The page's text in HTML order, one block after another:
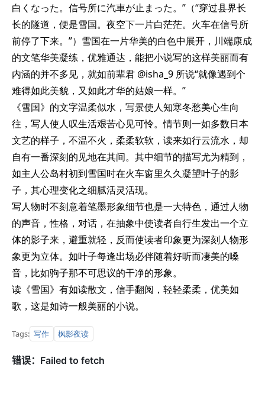
白くなった。信号所に汽車が止まった。”（“穿过县界长
长的隧道，便是雪国。夜空下一片白茫茫。火车在信号所
前停了下来。”）雪国在一片华美的白色中展开，川端康成
的文笔华美凝练，优雅通达，能把小说写的这样美丽而有
内涵的并不多见，就如前辈君 @isha_9 所说“就像遇到个
难得如此美貌，又如此才华的姑娘一样。”
《雪国》的文字温柔似水，写景使人知寒冬愁美心生向
往，写人使人叹生活艰苦心见可怜。情节则一如多数日本
文艺的样子，不温不火，柔柔软软，读来如行云流水，却
自有一番深刻的见地在其间。其中细节的描写尤为精到，
如主人公岛村初到雪国时在火车窗里久久凝望叶子的影
子，其心理变化之细腻活灵活现。
写人物时不刻意着笔墨形象细节也是一大特色，通过人物
的声音，性格，对话，在抽象中使读者自行生发出一个立
体的影子来，避重就轻，反而使读者印象更为深刻人物形
象更为立体。如叶子每逢出场必伴随着好听而凄美的嗓
音，比如驹子那不可思议的干净的形象。
读《雪国》有如读散文，信手翻阅，轻轻柔柔，优美如
歌，这是如诗一般美丽的小说。
Tags: 写作 枫影夜读